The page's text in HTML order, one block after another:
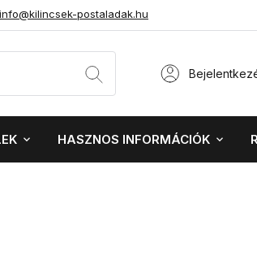
info@kilincsek-postaladak.hu
HASZNOS INFORMÁCIÓK